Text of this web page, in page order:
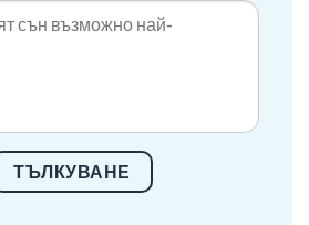
ТЪЛКУВАНЕ